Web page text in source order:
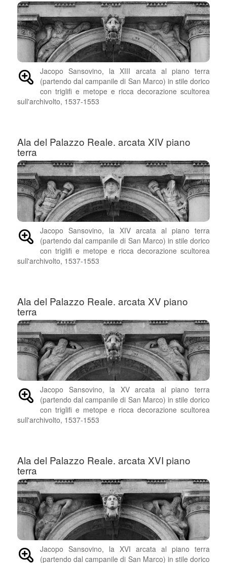
Jacopo Sansovino, la XIII arcata al piano terra
(partendo dal campanile di San Marco) in stile dorico
con triglifi e metope e ricca decorazione scultorea
sull'archivolto, 1537-1553
Ala del Palazzo Reale. arcata XIV piano
terra
Jacopo Sansovino, la XIV arcata al piano terra
(partendo dal campanile di San Marco) in stile dorico
con triglifi e metope e ricca decorazione scultorea
sull'archivolto, 1537-1553
Ala del Palazzo Reale. arcata XV piano
terra
Jacopo Sansovino, la XV arcata al piano terra
(partendo dal campanile di San Marco) in stile dorico
con triglifi e metope e ricca decorazione scultorea
sull'archivolto, 1537-1553
Ala del Palazzo Reale. arcata XVI piano
terra
Jacopo Sansovino, la XVI arcata al piano terra
(partendo dal campanile di San Marco) in stile dorico